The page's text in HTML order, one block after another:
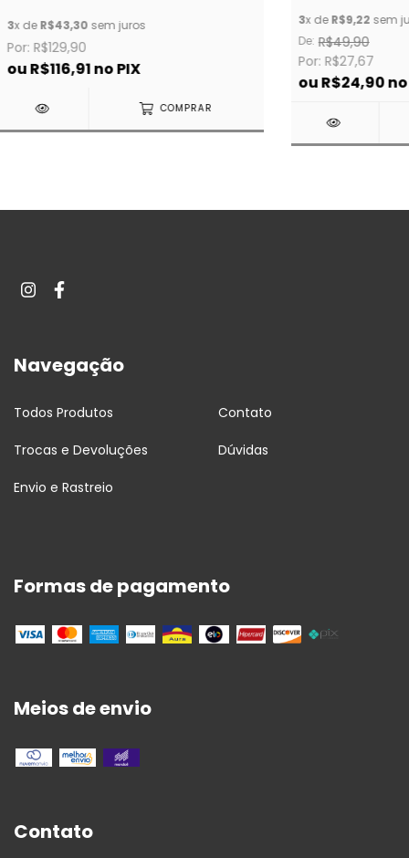
3x deR$43,30 sem juros
Por: R$129,90
ouR$116,91no PIX
COMPRAR
3x deR$9,22 sem
De: R$49,90
Por: R$27,67
ouR$24,90no
Navegação
Todos Produtos Contato
Trocas e Devoluções Dúvidas
Envio e Rastreio
Formas de pagamento
Meios de envio
Contato